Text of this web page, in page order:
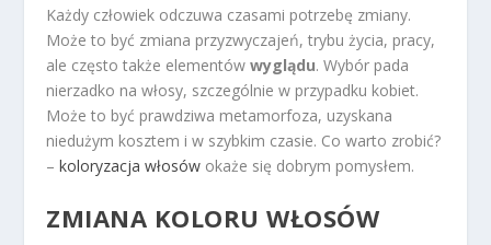
Każdy człowiek odczuwa czasami potrzebę zmiany.
Może to być zmiana przyzwyczajeń, trybu życia, pracy,
ale często także elementówwyglądu. Wybór pada
nierzadko na włosy, szczególnie w przypadku kobiet.
Może to być prawdziwa metamorfoza, uzyskana
niedużym kosztem i w szybkim czasie. Co warto zrobić?
–koloryzacja włosów okaże się dobrym pomysłem.
ZMIANA KOLORU WŁOSÓW